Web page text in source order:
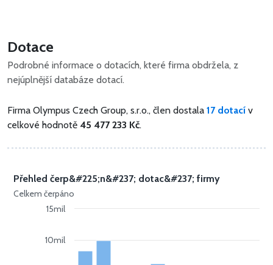
Dotace
Podrobné informace o dotacích, které firma obdržela, z
nejúplnější databáze dotací.
Firma Olympus Czech Group, s.r.o., člen dostala 17 dotací v
celkové hodnotě 45 477 233 Kč.
Celkem čerpáno
Přehled čerp&#225;n&#237; dotac&#237; firmy
10mil
15mil